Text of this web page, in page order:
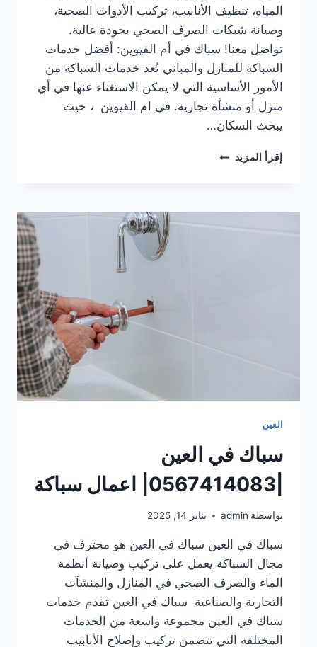
المياه، تنظيف الأنابيب، تركيب الأدوات الصحية،
وصيانة شبكات الصرف الصحي بجودة عالية.
تواصل معنا! سباك في أم القيوين: أفضل خدمات
السباكة للمنازل والمباني تُعد خدمات السباكة من
الأمور الأساسية التي لا يمكن الاستغناء عنها في أي
منزل أو منشأة تجارية. في ام القيوين ، حيث
يبحث السكان…
إقرأ المزيد سباك
|0567414083|
العين
سباك في العين
بواسطة admin يناير 14, 2025
سباك في العين سباك في العين هو محترف في
مجال السباكة يعمل على تركيب وصيانة أنظمة
الماء والصرف الصحي في المنازل والمنشآت
التجارية والصناعية سباك في العين تقدم خدمات
سباك في العين مجموعة واسعة من الخدمات
المختلفة التي تتضمن تركيب وإصلاح الأنابيب